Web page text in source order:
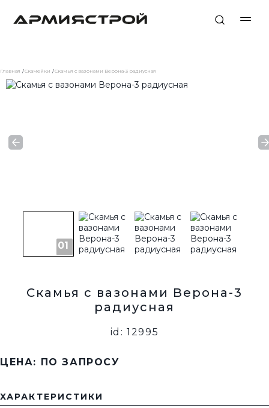
Главная Скамейки Скамья с вазонами Верона-3 радиусная
Скамья с вазонами Верона-3
радиусная
id: 12995
ЦЕНА: ПО ЗАПРОСУ
ХАРАКТЕРИСТИКИ